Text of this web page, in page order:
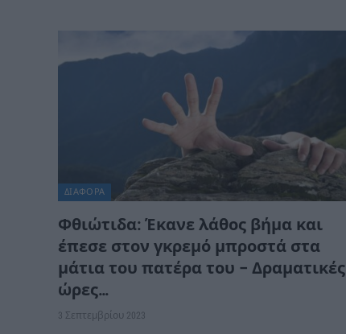
ΔΙΆΦΟΡΑ
Φθιώτιδα: Έκανε λάθος βήμα και
έπεσε στον γκρεμό μπροστά στα
μάτια του πατέρα του – Δραματικές
ώρες…
3 Σεπτεμβρίου 2023